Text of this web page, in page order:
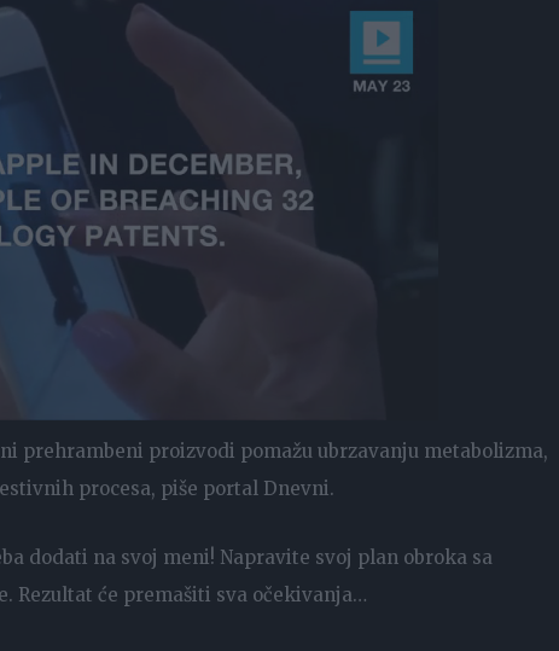
prehrambeni proizvodi pomažu ubrzavanju metabolizma,
procesa, piše portal Dnevni.
dodati na svoj meni! Napravite svoj plan obroka sa
Rezultat će premašiti sva očekivanja…